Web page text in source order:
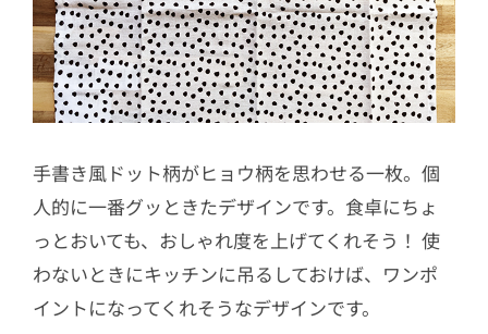
手書き風ドット柄がヒョウ柄を思わせる一枚。個
人的に一番グッときたデザインです。食卓にちょ
っとおいても、おしゃれ度を上げてくれそう！ 使
わないときにキッチンに吊るしておけば、ワンポ
イントになってくれそうなデザインです。